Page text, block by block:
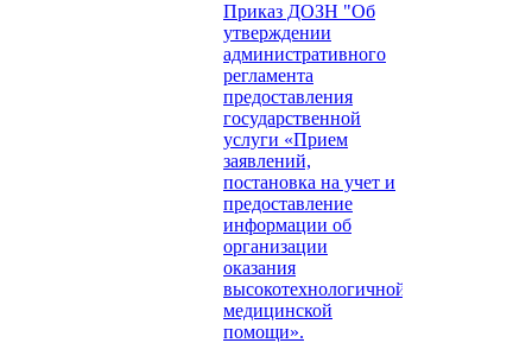
Приказ ДОЗН "Об
утверждении
административного
регламента
предоставления
государственной
услуги «Прием
заявлений,
постановка на учет и
предоставление
информации об
организации
оказания
высокотехнологичной
медицинской
помощи».